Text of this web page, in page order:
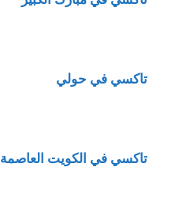
تاكسي في حولي
تاكسي في الكويت العاصمة